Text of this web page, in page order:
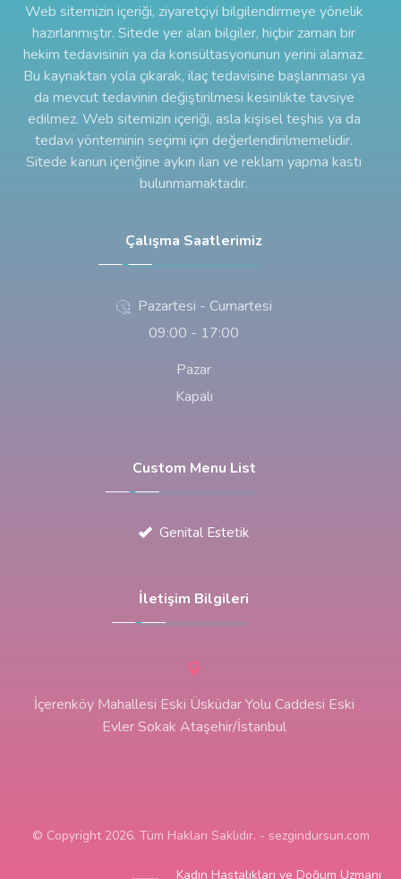
Web sitemizin içeriği, ziyaretçiyi bilgilendirmeye yönelik
hazırlanmıştır. Sitede yer alan bilgiler, hiçbir zaman bir
hekim tedavisinin ya da konsültasyonunun yerini alamaz.
Bu kaynaktan yola çıkarak, ilaç tedavisine başlanması ya
da mevcut tedavinin değiştirilmesi kesinlikte tavsiye
edilmez. Web sitemizin içeriği, asla kişisel teşhis ya da
tedavi yönteminin seçimi için değerlendirilmemelidir.
Sitede kanun içeriğine aykırı ilan ve reklam yapma kastı
bulunmamaktadır.
Çalışma Saatlerimiz
Pazartesi - Cumartesi
09:00 - 17:00
Pazar
Kapalı
Custom Menu List
Genital Estetik
İletişim Bilgileri
İçerenköy Mahallesi Eski Üsküdar Yolu Caddesi Eski
Evler Sokak Ataşehir/İstanbul
© Copyright 2026. Tüm Hakları Saklıdır. - sezgindursun.com
Kadın Hastalıkları ve Doğum Uzmanı